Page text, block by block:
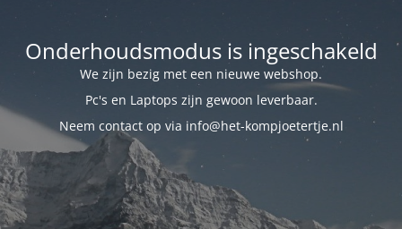
Onderhoudsmodus is ingeschakeld
We zijn bezig met een nieuwe webshop.
Pc's en Laptops zijn gewoon leverbaar.
Neem contact op via info@het-kompjoetertje.nl